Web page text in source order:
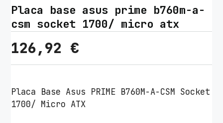
Placa base asus prime b760m-a-
csm socket 1700/ micro atx
126,92 €
Placa Base Asus PRIME B760M-A-CSM Socket
1700/ Micro ATX